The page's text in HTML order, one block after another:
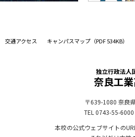
交通アクセス キャンパスマップ （PDF 534KB）
独立行政法人
奈良工
〒639-1080 奈良
TEL 0743-55-6000
本校の公式ウェブサイトの